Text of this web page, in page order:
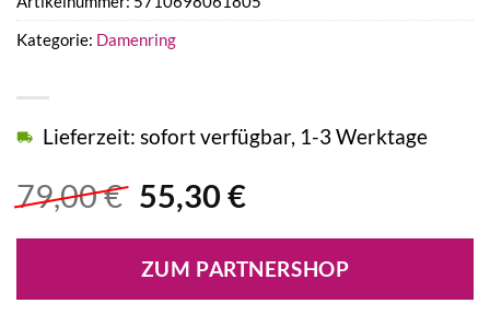
79,00€ Ursprünglicher
war:
79,00 €
55,30 €Aktueller
ist:
55,30 €.
Lieferzeit: sofort verfügbar, 1-3 Werktage
ZUM PARTNERSHOP
Kategorie: Damenring